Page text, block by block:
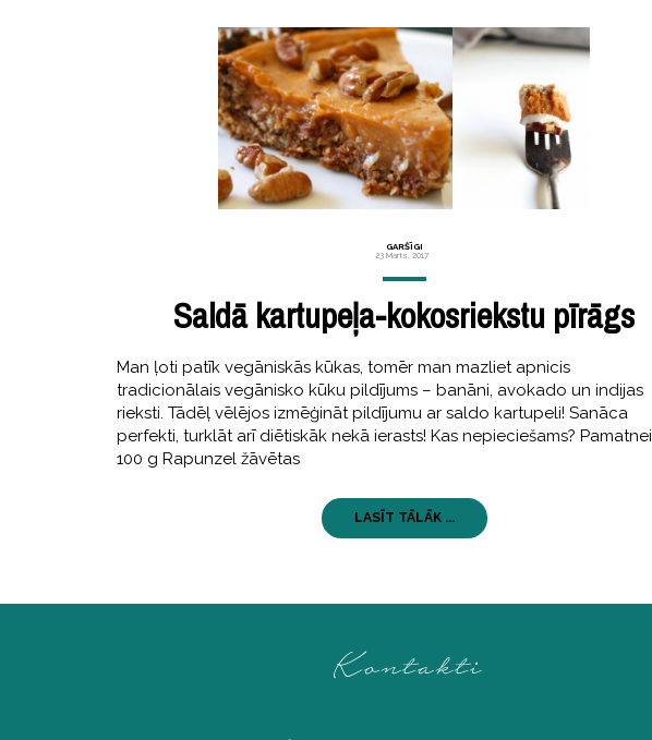
GARŠĪGI
23 Marts, 2017
Saldā kartupeļa-kokosriekstu pīrāgs
Man ļoti patīk vegāniskās kūkas, tomēr man mazliet apnicis
tradicionālais vegānisko kūku pildījums – banāni, avokado un indijas
rieksti. Tādēļ vēlējos izmēģināt pildījumu ar saldo kartupeli! Sanāca
perfekti, turklāt arī diētiskāk nekā ierasts! Kas nepieciešams? Pamatnei
100 g Rapunzel žāvētas
LASĪT TĀLĀK ...
Kontakti